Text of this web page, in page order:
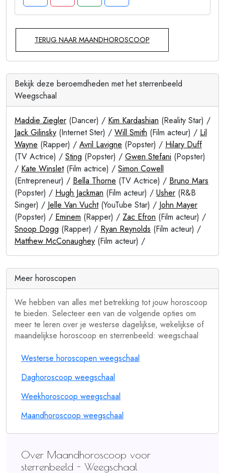
TERUG NAAR MAANDHOROSCOOP
Bekijk deze beroemdheden met het sterrenbeeld
Weegschaal
Maddie Ziegler (Dancer) / Kim Kardashian (Reality Star) /
Jack Gilinsky (Internet Ster) / Will Smith (Film acteur) / Lil
Wayne (Rapper) / Avril Lavigne (Popster) / Hilary Duff
(TV Actrice) / Sting (Popster) / Gwen Stefani (Popster)
/ Kate Winslet(Film actrice) / Simon Cowell
(Entrepreneur) / Bella Thorne (TV Actrice) / Bruno Mars
(Popster) / Hugh Jackman (Film acteur) / Usher (R&B
Singer) / Jelle Van Vucht(YouTube Star) / John Mayer
(Popster) / Eminem (Rapper) / Zac Efron (Film acteur) /
Snoop Dogg (Rapper) / Ryan Reynolds (Film acteur) /
Matthew McConaughey (Film acteur) /
Meer horoscopen
We hebben van alles met betrekking tot jouw horoscoop
te bieden. Selecteer een van de volgende opties om
meer te leren over je westerse dagelijkse, wekelijkse of
maandelijkse horoscoop en sterrenbeeld: weegschaal
Westerse horoscopen weegschaal
Daghoroscoop weegschaal
Weekhoroscoop weegschaal
Maandhoroscoop weegschaal
Over Maandhoroscoop voor
sterrenbeeld - Weegschaal